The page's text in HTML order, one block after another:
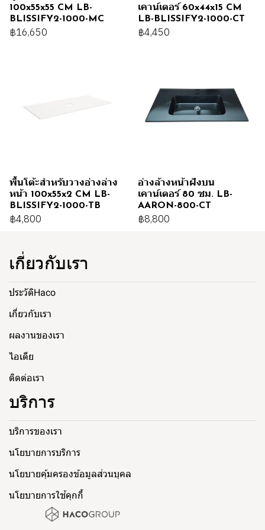
100x55x55 CM LB-
BLISSIFY2-1000-MC
฿16,650
เคาน์เตอร์ 60x44x15 CM
LB-BLISSIFY2-1000-CT
฿4,450
พื้นโต้ะสำหรับวางอ่างล่าง
หน้า 100x55x2 CM LB-
BLISSIFY2-1000-TB
฿4,800
อ่างล้างหน้าฝังบน
เคาน์เตอร์ 80 ซม. LB-
AARON-800-CT
฿8,800
เกี่ยวกับเรา
ประวัติHaco
เกี่ยวกับเรา
ผลงานของเรา
ไอเดีย
ติดต่อเรา
บริการ
บริการของเรา
นโยบายการบริการ
นโยบายคุ้มครองข้อมูลส่วนบุคล
นโยบายการใช้คุกกี้